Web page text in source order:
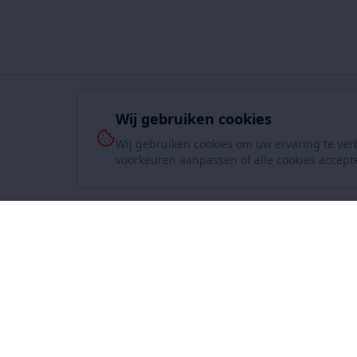
Wij gebruiken cookies
Wij gebruiken cookies om uw ervaring te
voorkeuren aanpassen of alle cookies